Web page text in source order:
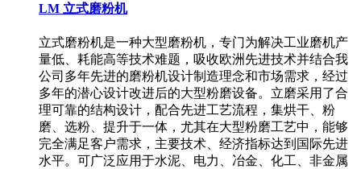
LM 立式磨粉机
立式磨粉机是一种大型磨粉机，专门为解决工业磨机产
量低、耗能高等技术难题，吸收欧洲先进技术并结合我
公司多年先进的磨粉机设计制造理念和市场需求，经过
多年的潜心设计改进后的大型粉磨设备。立磨采用了合
理可靠的结构设计，配合先进工艺流程，集烘干、粉
磨、选粉、提升于一体，尤其在大型粉磨工艺中，能够
完全满足客户需求，主要技术、经济指标达到国际先进
水平。可广泛应用于水泥、电力、冶金、化工、非金属